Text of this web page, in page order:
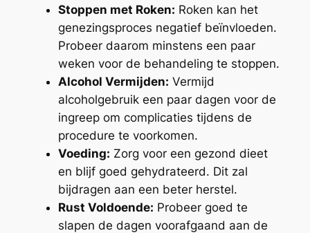
Stoppen met Roken: Roken kan het
genezingsproces negatief beïnvloeden.
Probeer daarom minstens een paar
weken voor de behandeling te stoppen.
Alcohol Vermijden: Vermijd
alcoholgebruik een paar dagen voor de
ingreep om complicaties tijdens de
procedure te voorkomen.
Voeding: Zorg voor een gezond dieet
en blijf goed gehydrateerd. Dit zal
bijdragen aan een beter herstel.
Rust Voldoende: Probeer goed te
slapen de dagen voorafgaand aan de